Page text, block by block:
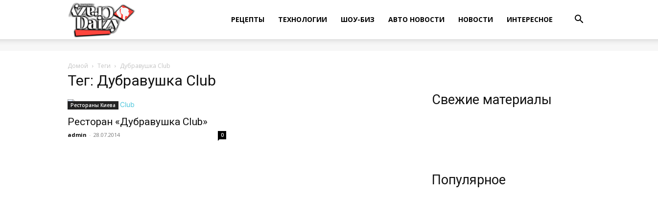
РЕЦЕПТЫ ТЕХНОЛОГИИ ШОУ-БИЗ АВТО НОВОСТИ НОВОСТИ ИНТЕРЕСНОЕ
Домой Теги Дубравушка Club
Тег: Дубравушка Club
Рестораны Киева
Ресторан «Дубравушка Club»
admin - 28.07.2014 0
Свежие материалы
Популярное